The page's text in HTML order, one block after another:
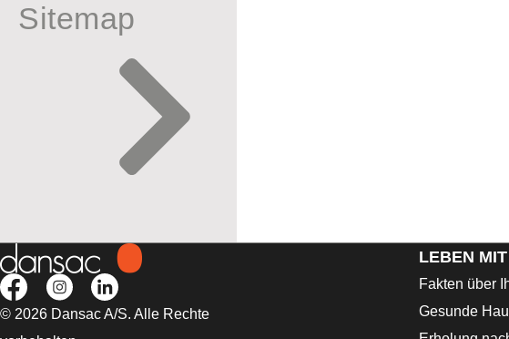
Sitemap
© 2026 Dansac A/S. Alle Rechte
LEBEN
Fakten über
Gesunde